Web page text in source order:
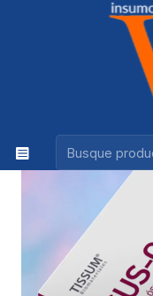
IMPLANTES
MATRIZ